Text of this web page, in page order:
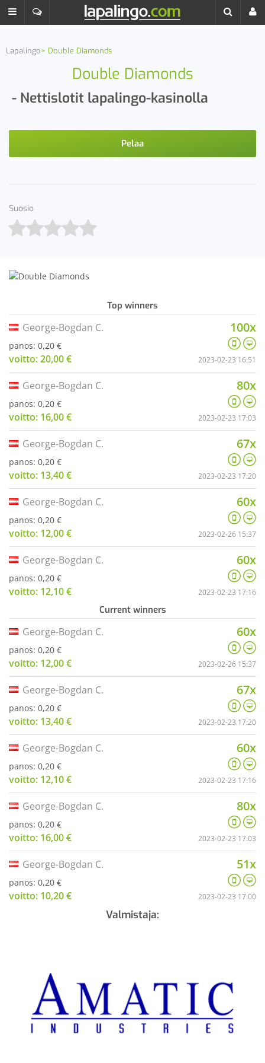
Lapalingo Double Diamonds
Double Diamonds
- Nettislotit lapalingo-kasinolla
Pelaa
Suosio
Top winners
George-Bogdan C. 100x
panos: 0,20 €
voitto: 20,00 € 2023-02-23 16:51
George-Bogdan C. 80x
panos: 0,20 €
voitto: 16,00 € 2023-02-23 17:03
George-Bogdan C. 67x
panos: 0,20 €
voitto: 13,40 € 2023-02-23 17:20
George-Bogdan C. 60x
panos: 0,20 €
voitto: 12,00 € 2023-02-26 15:37
George-Bogdan C. 60x
panos: 0,20 €
voitto: 12,10 € 2023-02-23 17:16
Current winners
George-Bogdan C. 60x
panos: 0,20 €
voitto: 12,00 € 2023-02-26 15:37
George-Bogdan C. 67x
panos: 0,20 €
voitto: 13,40 € 2023-02-23 17:20
George-Bogdan C. 60x
panos: 0,20 €
voitto: 12,10 € 2023-02-23 17:16
George-Bogdan C. 80x
panos: 0,20 €
voitto: 16,00 € 2023-02-23 17:03
George-Bogdan C. 51x
panos: 0,20 €
voitto: 10,20 € 2023-02-23 17:00
Valmistaja: